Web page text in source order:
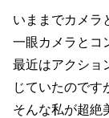
いままでカメラ
一眼カメラとコ
最近はアクショ
じていたのです
そんな私が超絶